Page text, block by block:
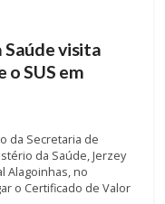
visita
SUS em
da Secretaria de
da Saúde, Jerzey
Alagoinhas, no
o Certificado de Valor